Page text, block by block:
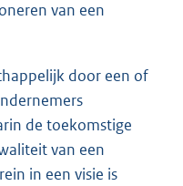
van een
door een of
de toekomstige
van een
in een visie is